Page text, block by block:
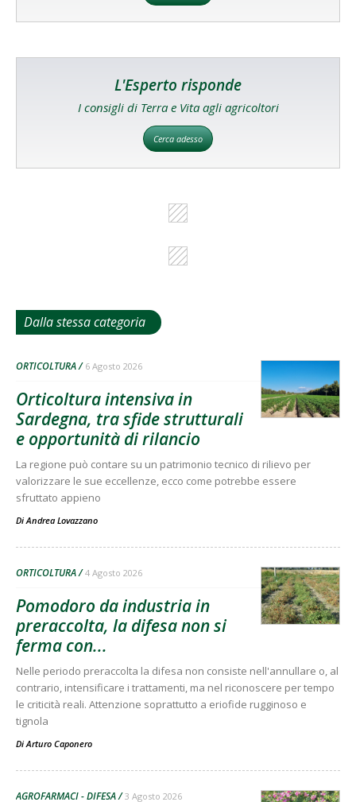
L'Esperto risponde
I consigli di Terra e Vita agli agricoltori
Cerca adesso
Dalla stessa categoria
ORTICOLTURA 6 Agosto 2026
Orticoltura intensiva in
Sardegna, tra sfide strutturali
e opportunità di rilancio
La regione può contare su un patrimonio tecnico di rilievo per
valorizzare le sue eccellenze, ecco come potrebbe essere
sfruttato appieno
Di Andrea Lovazzano
ORTICOLTURA 4 Agosto 2026
Pomodoro da industria in
preraccolta, la difesa non si
ferma con...
Nelle periodo preraccolta la difesa non consiste nell'annullare o, al
contrario, intensificare i trattamenti, ma nel riconoscere per tempo
le criticità reali. Attenzione soprattutto a eriofide rugginoso e
tignola
Di Arturo Caponero
AGROFARMACI - DIFESA 3 Agosto 2026